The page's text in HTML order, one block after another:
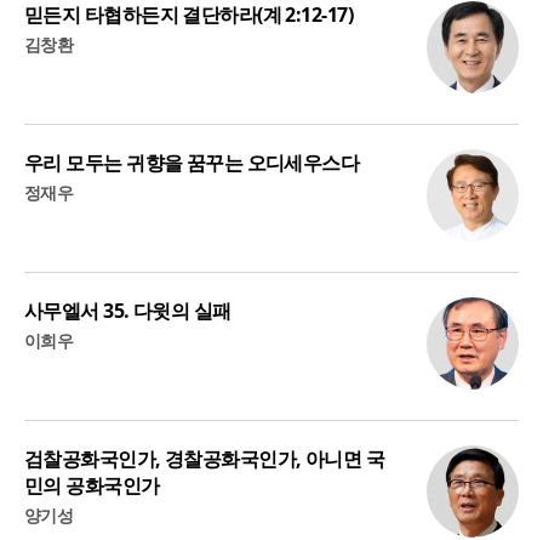
믿든지 타협하든지 결단하라(계 2:12-17)
김창환
우리 모두는 귀향을 꿈꾸는 오디세우스다
정재우
사무엘서 35. 다윗의 실패
이희우
검찰공화국인가, 경찰공화국인가, 아니면 국
민의 공화국인가
양기성